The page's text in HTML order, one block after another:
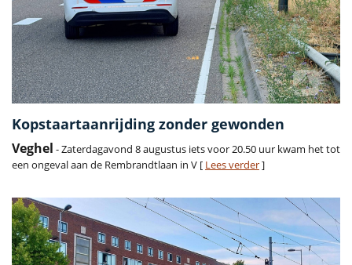
Kopstaartaanrijding zonder gewonden
Veghel - Zaterdagavond 8 augustus iets voor 20.50 uur kwam het tot
een ongeval aan de Rembrandtlaan in V [ Lees verder]